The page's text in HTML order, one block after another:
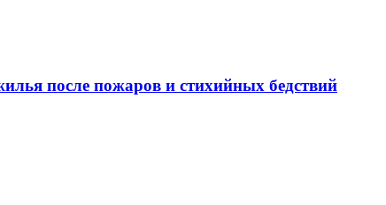
после пожаров и стихийных бедствий